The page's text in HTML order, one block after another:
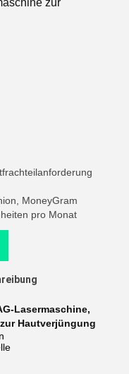
zur
MoneyGram
pro Monat
Lasermaschine,
Hautverjüngung